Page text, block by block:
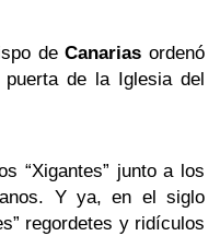
deCanarias ordenó
de la Iglesia del
“Xigantes” junto a los
Y ya, en el siglo
regordetes y ridículos